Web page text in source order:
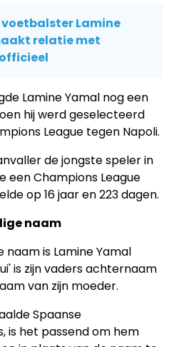
voetbalster Lamine
relatie met
Lamine Yamal nog een
hij werd geselecteerd
League tegen Napoli.
de jongste speler in
een Champions League
op 16 jaar en 223 dagen.
naam
naam is Lamine Yamal
is zijn vaders achternaam
van zijn moeder.
Spaanse
is het passend om hem